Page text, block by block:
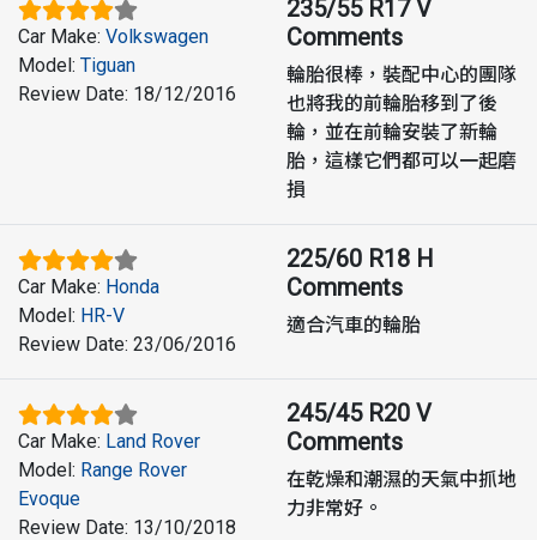
Car Make: Volkswagen
Model: Tiguan
Review Date: 18/12/2016
235/55 R17 V
Comments
輪胎很棒，裝配中心的團隊
也將我的前輪胎移到了後
輪，並在前輪安裝了新輪
胎，這樣它們都可以一起磨
損
Car Make: Honda
Model: HR-V
Review Date: 23/06/2016
225/60 R18 H
Comments
適合汽車的輪胎
Car Make: Land Rover
Model: Range Rover
Evoque
Review Date: 13/10/2018
245/45 R20 V
Comments
在乾燥和潮濕的天氣中抓地
力非常好。